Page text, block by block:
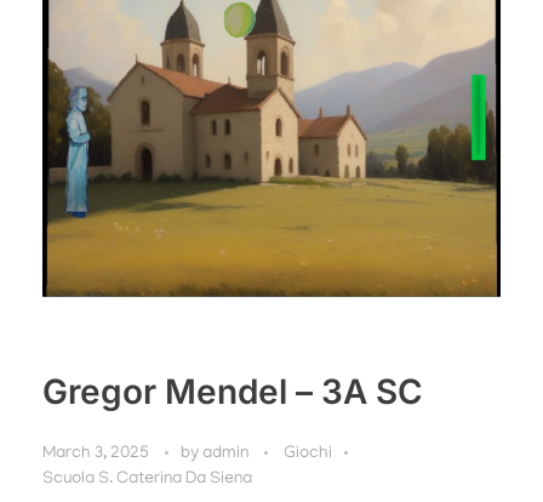
Gregor Mendel – 3A SC
March 3, 2025 by admin
Giochi
Scuola S. Caterina Da Siena